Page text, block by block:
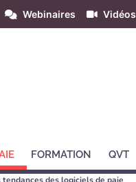
Webinaires Vidéos
FORMATION QVT